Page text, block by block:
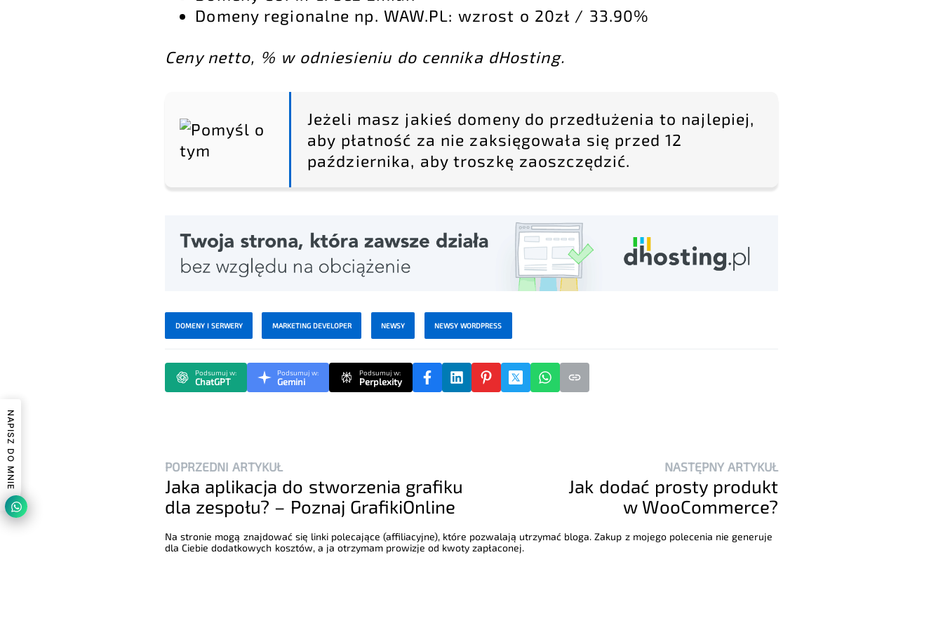
Domeny regionalne np. WAW.PL: wzrost o 20zł / 33.90%
Ceny netto, % w odniesieniu do cennika dHosting.
Jeżeli masz jakieś domeny do przedłużenia to najlepiej,
aby płatność za nie zaksięgowała się przed 12
października, aby troszkę zaoszczędzić.
DOMENY I SERWERY MARKETING DEVELOPER NEWSY NEWSY WORDPRESS
Podsumuj w:
ChatGPT
Podsumuj w:
Gemini
Podsumuj w:
Perplexity
POPRZEDNI ARTYKUŁ
Jaka aplikacja do stworzenia grafiku
dla zespołu? – Poznaj GrafikiOnline
NASTĘPNY ARTYKUŁ
Jak dodać prosty produkt
w WooCommerce?
Na stronie mogą znajdować się linki polecające (affiliacyjne), które pozwalają utrzymać bloga. Zakup z mojego polecenia nie generuje
dla Ciebie dodatkowych kosztów, a ja otrzymam prowizje od kwoty zapłaconej.
NAPISZ DO MNIE